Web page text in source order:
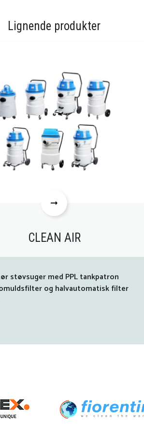
Lignende produkter
CLEAN AIR
støvsuger med PPL tankpatron
og halvautomatisk filter